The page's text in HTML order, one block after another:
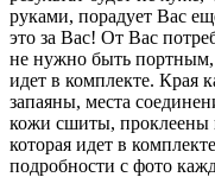
руками, порадует Вас
это за Вас! От Вас
не нужно быть портным,
идет в комплекте. Края
запаяны, места
кожи сшиты, проклеены
которая идет в
подробности с фото